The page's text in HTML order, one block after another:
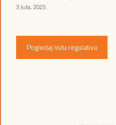
3 Jula, 2025
Pogledaj listu regulativa